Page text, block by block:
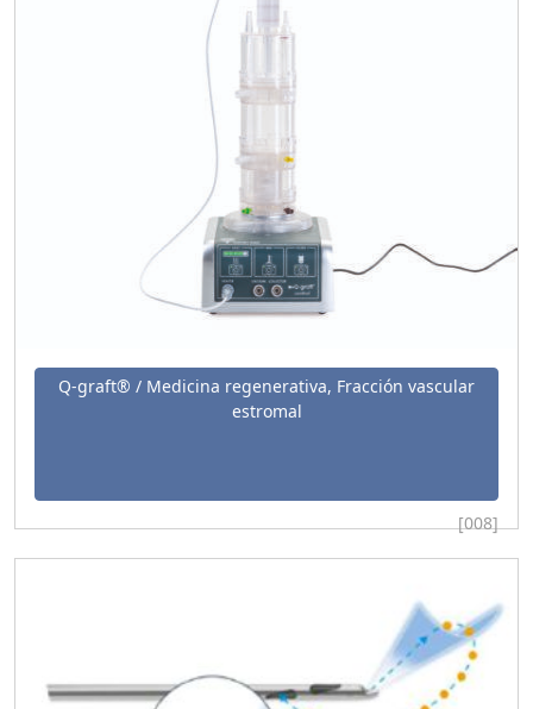
Q-graft® / Medicina regenerativa, Fracción vascular
estromal
[008]